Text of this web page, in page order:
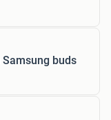
Samsung buds